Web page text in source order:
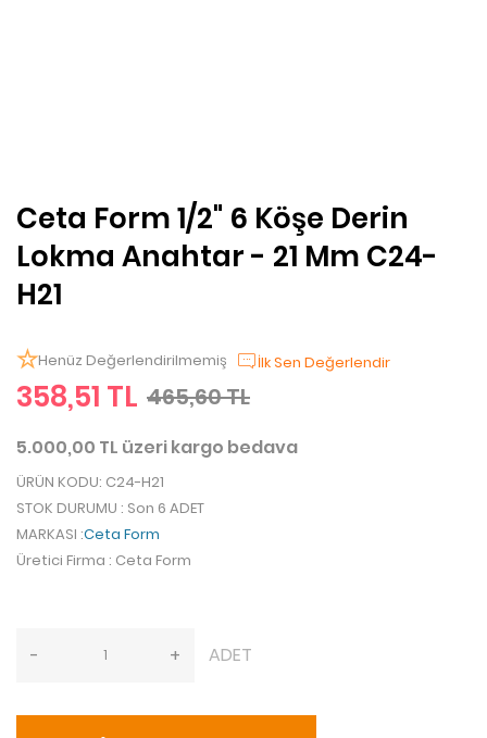
Ceta Form 1/2" 6 Köşe Derin
Lokma Anahtar - 21 Mm C24-
H21
Henüz Değerlendirilmemiş İlk Sen Değerlendir
358,51 TL 465,60 TL
5.000,00 TL üzeri kargo bedava
ÜRÜN KODU: C24-H21
STOK DURUMU : Son 6 ADET
MARKASI :Ceta Form
Üretici Firma : Ceta Form
- + ADET